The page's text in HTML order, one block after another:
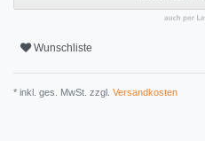
Wunschliste
* inkl. ges. MwSt. zzgl. Versandkosten